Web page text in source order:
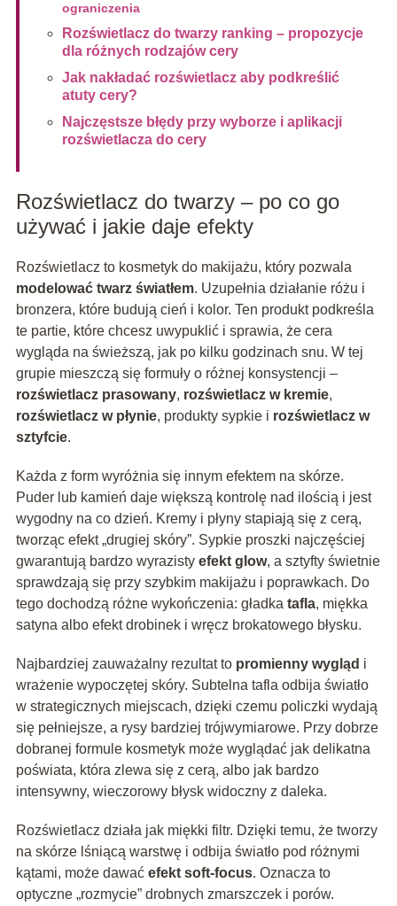
ograniczenia
Rozświetlacz do twarzy ranking – propozycje
dla różnych rodzajów cery
Jak nakładać rozświetlacz aby podkreślić
atuty cery?
Najczęstsze błędy przy wyborze i aplikacji
rozświetlacza do cery
Rozświetlacz do twarzy – po co go
używać i jakie daje efekty
Rozświetlacz to kosmetyk do makijażu, który pozwala
modelować twarz światłem. Uzupełnia działanie różu i
bronzera, które budują cień i kolor. Ten produkt podkreśla
te partie, które chcesz uwypuklić i sprawia, że cera
wygląda na świeższą, jak po kilku godzinach snu. W tej
grupie mieszczą się formuły o różnej konsystencji –
rozświetlacz prasowany, rozświetlacz w kremie,
rozświetlacz w płynie, produkty sypkie i rozświetlacz w
sztyfcie.
Każda z form wyróżnia się innym efektem na skórze.
Puder lub kamień daje większą kontrolę nad ilością i jest
wygodny na co dzień. Kremy i płyny stapiają się z cerą,
tworząc efekt „drugiej skóry”. Sypkie proszki najczęściej
gwarantują bardzo wyrazisty efekt glow, a sztyfty świetnie
sprawdzają się przy szybkim makijażu i poprawkach. Do
tego dochodzą różne wykończenia: gładka tafla, miękka
satyna albo efekt drobinek i wręcz brokatowego błysku.
Najbardziej zauważalny rezultat to promienny wygląd i
wrażenie wypoczętej skóry. Subtelna tafla odbija światło
w strategicznych miejscach, dzięki czemu policzki wydają
się pełniejsze, a rysy bardziej trójwymiarowe. Przy dobrze
dobranej formule kosmetyk może wyglądać jak delikatna
poświata, która zlewa się z cerą, albo jak bardzo
intensywny, wieczorowy błysk widoczny z daleka.
Rozświetlacz działa jak miękki filtr. Dzięki temu, że tworzy
na skórze lśniącą warstwę i odbija światło pod różnymi
kątami, może dawać efekt soft-focus. Oznacza to
optyczne „rozmycie” drobnych zmarszczek i porów.